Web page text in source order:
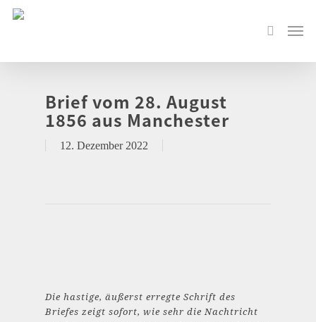
Brief vom 28. August
1856 aus Manchester
12. Dezember 2022
Die hastige, äußerst erregte Schrift des
Briefes zeigt sofort, wie sehr die Nachtricht